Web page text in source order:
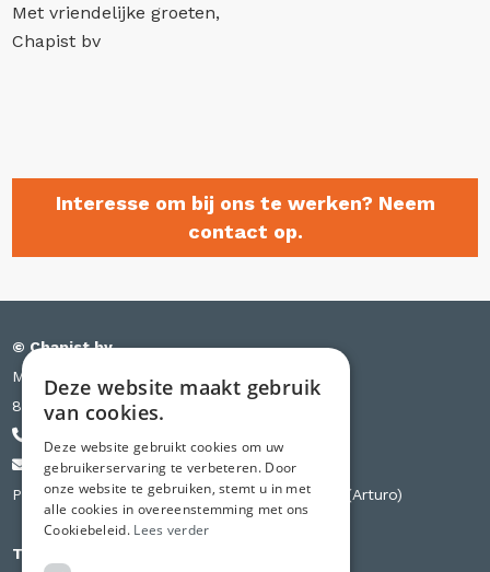
Met vriendelijke groeten,
Chapist bv
Interesse om bij ons te werken? Neem
contact op.
© Chapist bv
Meensesteenweg 385 bus S03
8501 Kortrijk
info@chapist.be
Partner van Knauf, Weber, Betopor, Uzin Utz (Arturo)
Tweede vestiging
Deze website maakt gebruik
van cookies.
Deze website gebruikt cookies om uw
gebruikerservaring te verbeteren. Door
onze website te gebruiken, stemt u in met
alle cookies in overeenstemming met ons
Cookiebeleid. Lees verder